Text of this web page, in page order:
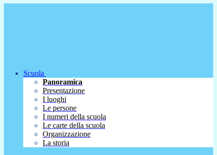
Scuola
Panoramica
Presentazione
I luoghi
Le persone
I numeri della scuola
Le carte della scuola
Organizzazione
La storia